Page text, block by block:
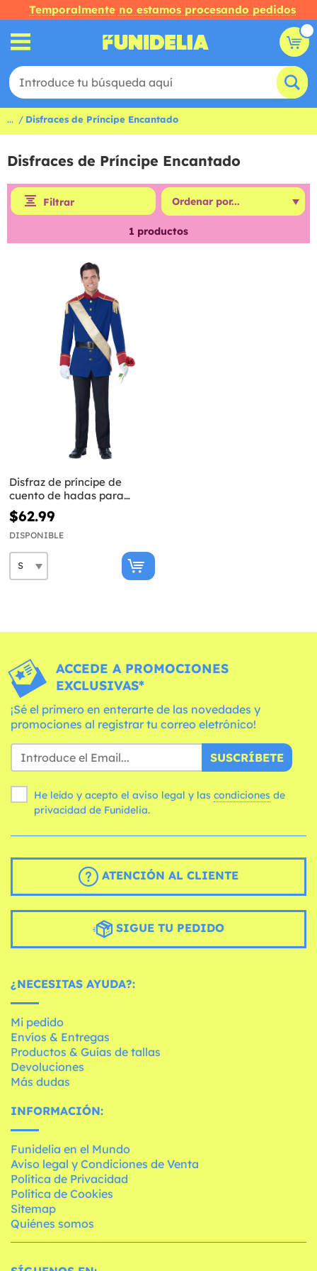
Temporalmente no estamos procesando pedidos
... Disfraces de Príncipe Encantado
Disfraces de Príncipe Encantado
Filtrar
1 productos
Disfraz de príncipe de
cuento de hadas para
hombre
$62.99
DISPONIBLE
ACCEDE A PROMOCIONES
EXCLUSIVAS*
¡Sé el primero en enterarte de las novedades y
promociones al registrar tu correo eletrónico!
SUSCRÍBETE
He leído y acepto el aviso legal y las condiciones
privacidad de Funidelia.
ATENCIÓN AL CLIENTE
SIGUE TU PEDIDO
¿NECESITAS AYUDA?:
Mi pedido
Envíos & Entregas
Productos & Guías de tallas
Devoluciones
Más dudas
INFORMACIÓN:
Funidelia en el Mundo
Aviso legal y Condiciones de Venta
Política de Privacidad
Política de Cookies
Sitemap
Quiénes somos